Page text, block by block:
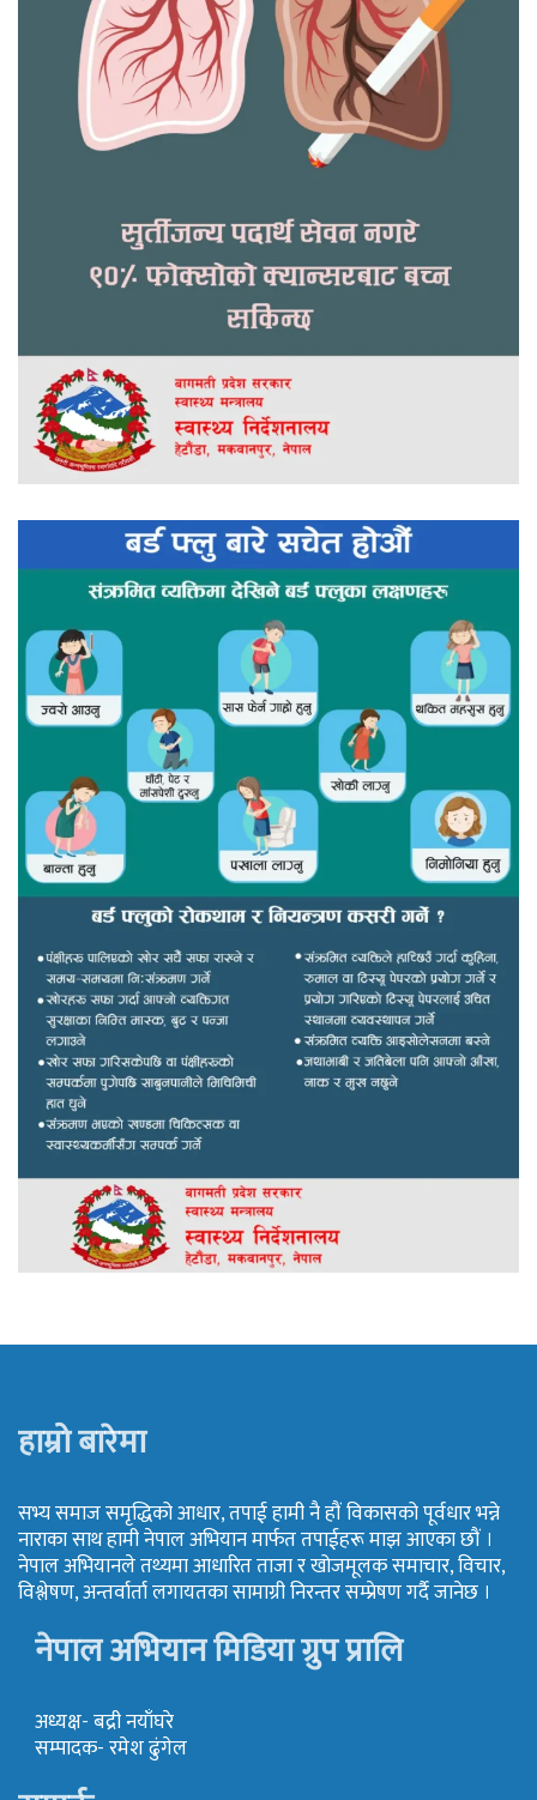
हाम्रो बारेमा
सभ्य समाज समृद्धिको आधार, तपाई हामी नै हौं विकासको पूर्वधार भन्ने
नाराका साथ हामी नेपाल अभियान मार्फत तपाईहरू माझ आएका छौं ।
नेपाल अभियानले तथ्यमा आधारित ताजा र खोजमूलक समाचार, विचार,
विश्लेषण, अन्तर्वार्ता लगायतका सामाग्री निरन्तर सम्प्रेषण गर्दै जानेछ ।
नेपाल अभियान मिडिया ग्रुप प्रालि
अध्यक्ष- बद्री नयाँघरे
सम्पादक- रमेश ढुंगेल